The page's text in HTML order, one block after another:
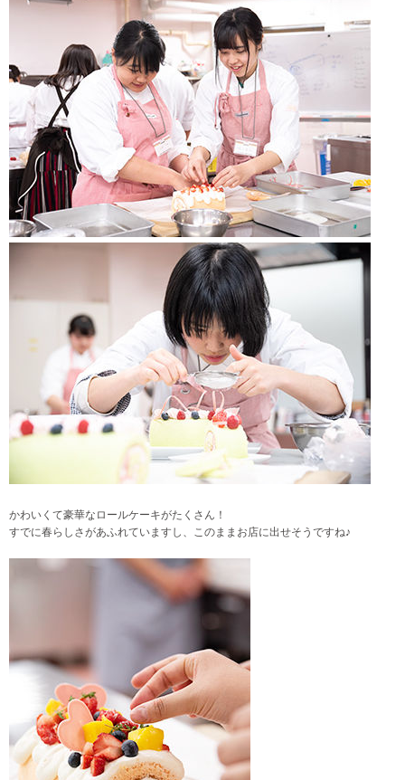
かわいくて豪華なロールケーキがたくさん！
すでに春らしさがあふれていますし、このままお店に出せそうですね♪